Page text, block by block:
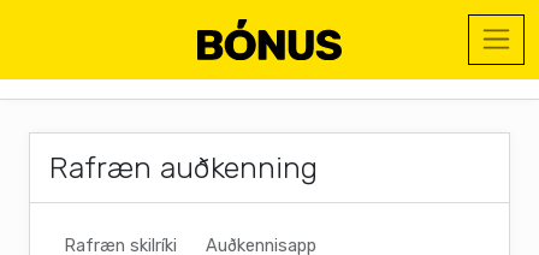
Rafræn auðkenning
Rafræn skilríki Auðkennisapp